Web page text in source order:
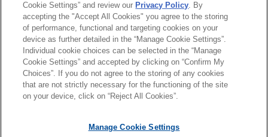
送信する前の注意事項：
www.jonesday.comに掲載されている情報は、一般的な使用を
目的としており、法的アドバイスを目的としたものではありま
せん。このEmailを送信することにより、弁護士を含む専門
のEmailの受領はそのような関係を構築するものではありませ
弁護士業務広告 お問い合わせ
免責事項
プライバシーポリシー
著作権
Cookie Settings” and review our Privacy Policy. By
accepting the "Accept All Cookies" you agree to the storing
of performance, functional and targeting cookies on your
device as further detailed in the “Manage Cookie Settings”.
Individual cookie choices can be selected in the “Manage
Cookie Settings” and accepted by clicking on “Confirm My
Choices”. If you do not agree to the storing of any cookies
that are not strictly necessary for the functioning of the site
on your device, click on “Reject All Cookies”.
Manage Cookie Settings